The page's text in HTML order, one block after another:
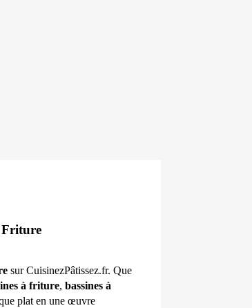
Friture
sur CuisinezPâtissez.fr. Que
à friture, bassines à
plat en une œuvre